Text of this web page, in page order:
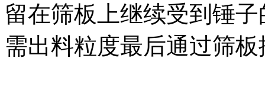
留在筛板上继续受到锤
需出料粒度最后通过筛